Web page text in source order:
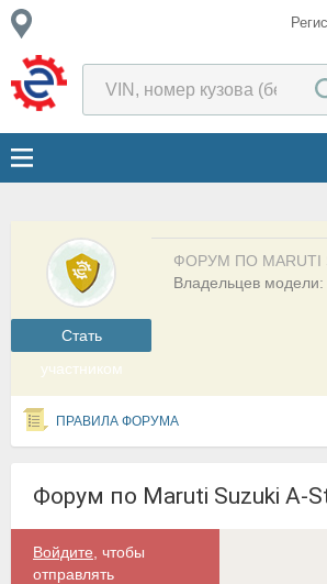
Cтать
участником
ФОРУМ ПО MARUTI
Владельцев модели:
ПРАВИЛА ФОРУМА
Форум по Maruti Suzuki A-
Войдите , чтобы
отправлять